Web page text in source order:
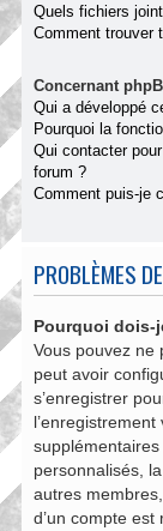
Quels fichiers
Comment trouver
Concernant
Qui a développé
Pourquoi la
Qui contacter
forum ?
Comment puis-je
PROBLÈMES
Pourquoi dois-
Vous pouvez ne
peut avoir
s’enregistrer
personnalisés,
autres
d’un compte est